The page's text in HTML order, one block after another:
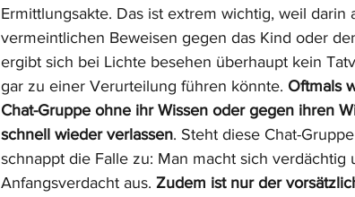
Ermittlungsakte. Das ist extrem wichtig, weil darin
vermeintlichen Beweisen gegen das Kind oder
ergibt sich bei Lichte besehen überhaupt kein
gar zu einer Verurteilung führen könnte. Oftmals
Chat-Gruppe ohne ihr Wissen oder gegen ihren
schnell wieder verlassen. Steht diese Chat-
schnappt die Falle zu: Man macht sich verdächtig
Anfangsverdacht aus. Zudem ist nur der